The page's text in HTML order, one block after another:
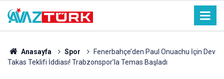
Anasayfa Spor
Fenerbahçe’den Paul Onuachu İçin Dev
Takas Teklifi İddiası! Trabzonspor’la Temas Başladı